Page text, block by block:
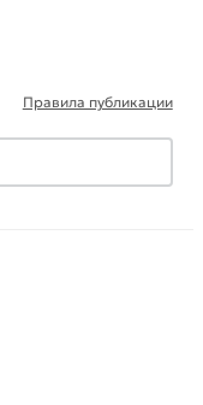
Правила публикации